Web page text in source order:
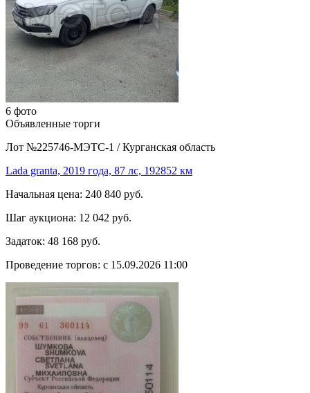
6 фото
Объявленные торги
Лот №225746-МЭТС-1 / Курганская область
Lada granta, 2019 года, 87 лс, 192852 км
Начальная цена: 240 840 руб.
Шаг аукциона: 12 042 руб.
Задаток: 48 168 руб.
Проведение торгов: с 15.09.2026 11:00